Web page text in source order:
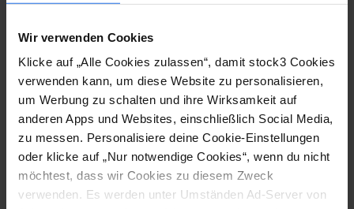
Wir verwenden Cookies
Klicke auf „Alle Cookies zulassen“, damit stock3 Cookies
verwenden kann, um diese Website zu personalisieren,
um Werbung zu schalten und ihre Wirksamkeit auf
anderen Apps und Websites, einschließlich Social Media,
zu messen. Personalisiere deine Cookie-Einstellungen
oder klicke auf „Nur notwendige Cookies“, wenn du nicht
möchtest, dass wir Cookies zu diesem Zweck
verwenden. Es werden unter Umständen Ad-Server von